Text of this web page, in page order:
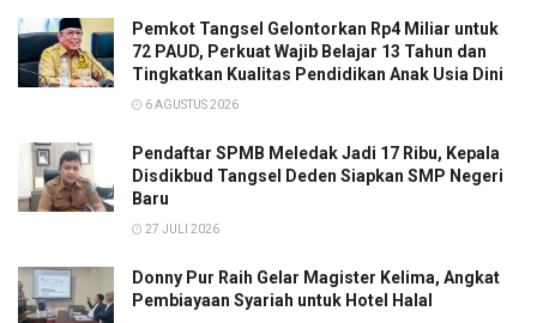
Pemkot Tangsel Gelontorkan Rp4 Miliar untuk
72 PAUD, Perkuat Wajib Belajar 13 Tahun dan
Tingkatkan Kualitas Pendidikan Anak Usia Dini
6 AGUSTUS 2026
Pendaftar SPMB Meledak Jadi 17 Ribu, Kepala
Disdikbud Tangsel Deden Siapkan SMP Negeri
Baru
27 JULI 2026
Donny Pur Raih Gelar Magister Kelima, Angkat
Pembiayaan Syariah untuk Hotel Halal